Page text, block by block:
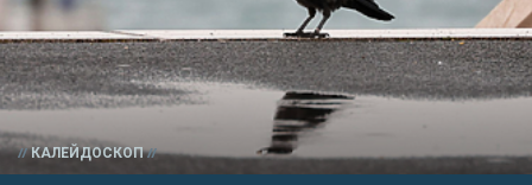
КАЛЕЙДОСКОП